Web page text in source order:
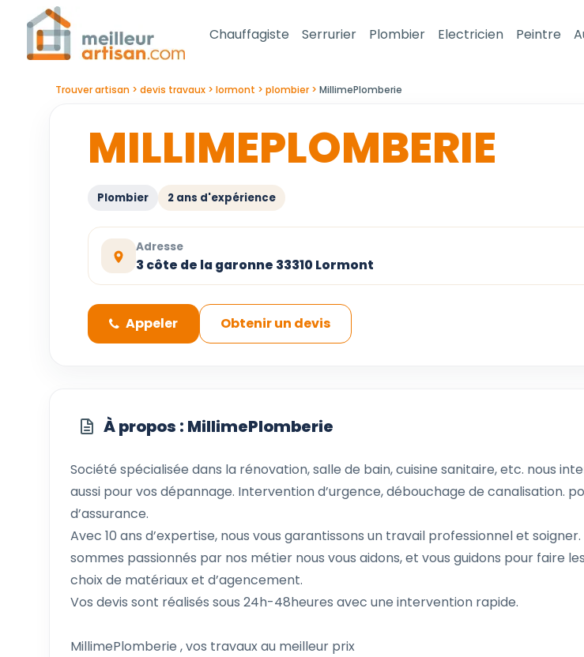
Chauffagiste Serrurier Plombier Electricien Peintre
Trouver artisan devis travaux lormont plombier MillimePlomberie
MILLIMEPLOMBERIE
Plombier 2 ans d'expérience
Adresse
3 côte de la garonne 33310 Lormont
Appeler Obtenir un devis
À propos : MillimePlomberie
Société spécialisée dans la rénovation, salle de bain, cuisine sanitaire, etc. nous
aussi pour vos dépannage. Intervention d’urgence, débouchage de canalisation.
d’assurance.
Avec 10 ans d’expertise, nous vous garantissons un travail professionnel et soigner.
sommes passionnés par nos métier nous vous aidons, et vous guidons pour faire
choix de matériaux et d’agencement.
Vos devis sont réalisés sous 24h-48heures avec une intervention rapide.
MillimePlomberie , vos travaux au meilleur prix